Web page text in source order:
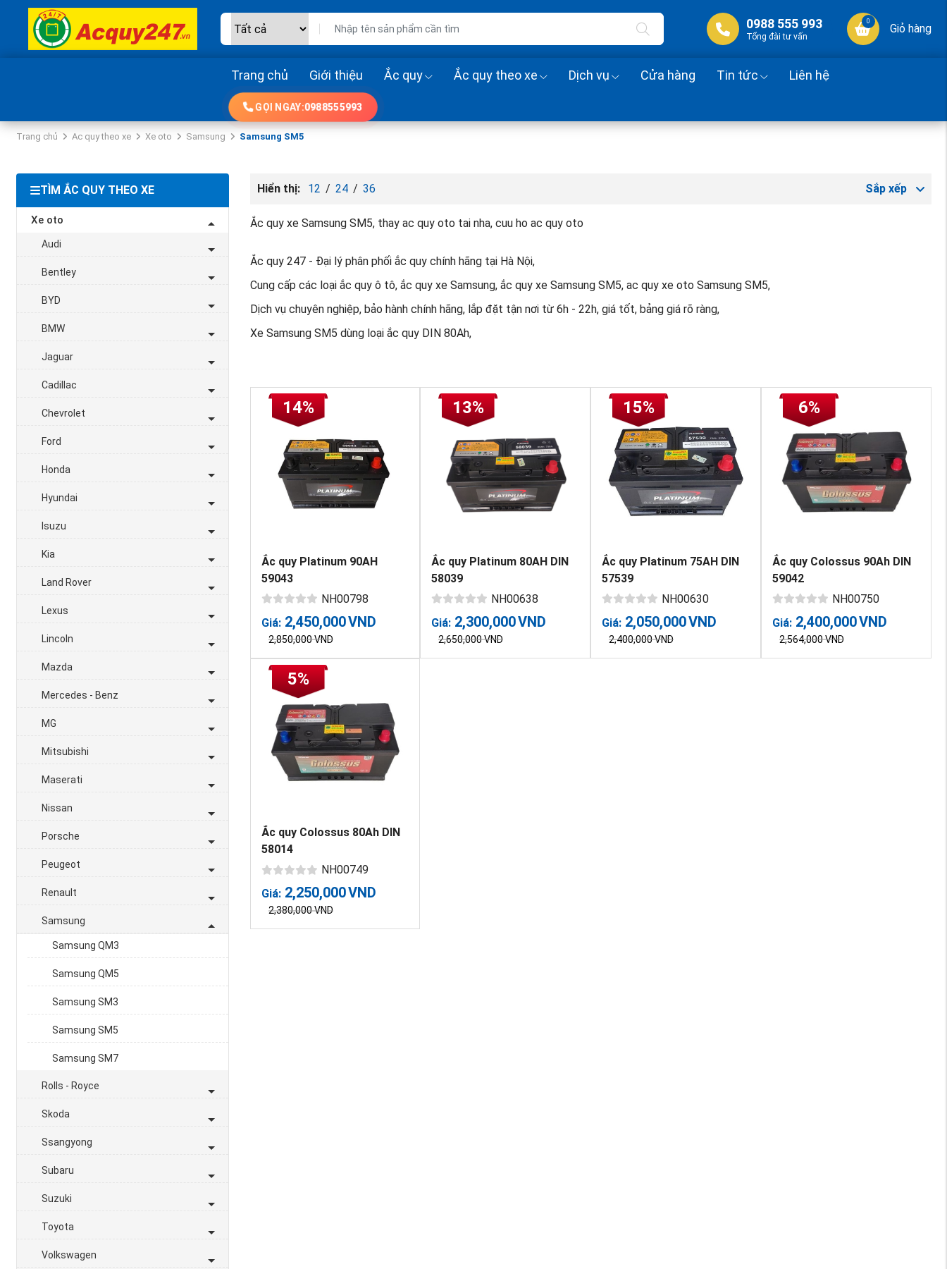
0988 555 993
Tổng đài tư vấn
0
Giỏ hàng
Trang chủ Giới thiệu Ắc quy Ắc quy theo xe Dịch vụ Cửa hàng Tin tức Liên hệ
GỌI NGAY:0988555993
Trang chủ Ac quy theo xe Xe oto Samsung Samsung SM5
TÌM ẮC QUY THEO XE
Xe oto
Audi
Bentley
BYD
BMW
Jaguar
Cadillac
Chevrolet
Ford
Honda
Hyundai
Isuzu
Kia
Land Rover
Lexus
Lincoln
Mazda
Mercedes - Benz
MG
Mitsubishi
Maserati
Nissan
Porsche
Peugeot
Renault
Samsung
Samsung QM3
Samsung QM5
Samsung SM3
Samsung SM5
Samsung SM7
Rolls - Royce
Skoda
Ssangyong
Subaru
Suzuki
Toyota
Volkswagen
Hiển thị: 12 / 24 / 36 Sắp xếp
Ắc quy xe Samsung SM5, thay ac quy oto tai nha, cuu ho ac quy oto
Ắc quy 247 - Đại lý phân phối ắc quy chính hãng tại Hà Nội,
Cung cấp các loại ắc quy ô tô, ắc quy xe Samsung, ắc quy xe Samsung SM5, ac quy xe oto Samsung SM5,
Dịch vụ chuyên nghiệp, bảo hành chính hãng, lắp đặt tận nơi từ 6h - 22h, giá tốt, bảng giá rõ ràng,
Xe Samsung SM5 dùng loại ắc quy DIN 80Ah,
14%
Ắc quy Platinum 90AH
59043
NH00798
Giá: 2,450,000VND
2,850,000VND
13%
Ắc quy Platinum 80AH DIN
58039
NH00638
Giá: 2,300,000VND
2,650,000VND
15%
Ắc quy Platinum 75AH DIN
57539
NH00630
Giá: 2,050,000VND
2,400,000VND
6%
Ắc quy Colossus 90Ah DIN
59042
NH00750
Giá: 2,400,000VND
2,564,000VND
5%
Ắc quy Colossus 80Ah DIN
58014
NH00749
Giá: 2,250,000VND
2,380,000VND